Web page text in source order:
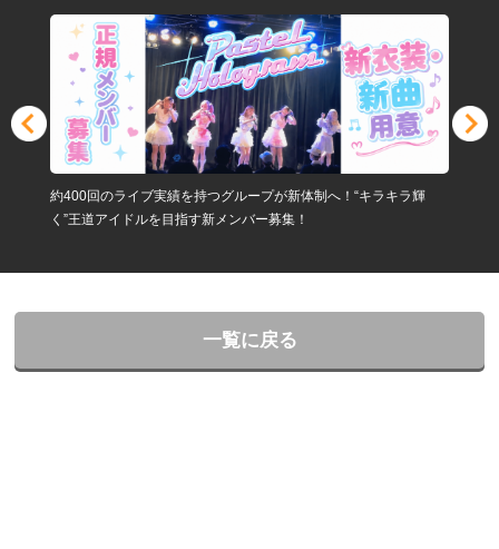
約400回のライブ実績を持つグループが新体制へ！“キラキラ輝
く”王道アイドルを目指す新メンバー募集！
一覧に戻る